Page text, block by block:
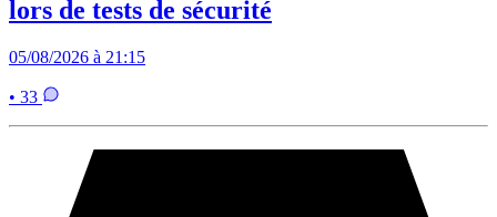
lors de tests de sécurité
05/08/2026 à 21:15
• 33